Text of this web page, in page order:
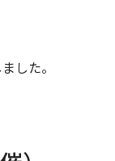
した。